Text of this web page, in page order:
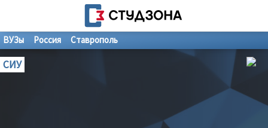
ВУЗы Россия Ставрополь
СИУ